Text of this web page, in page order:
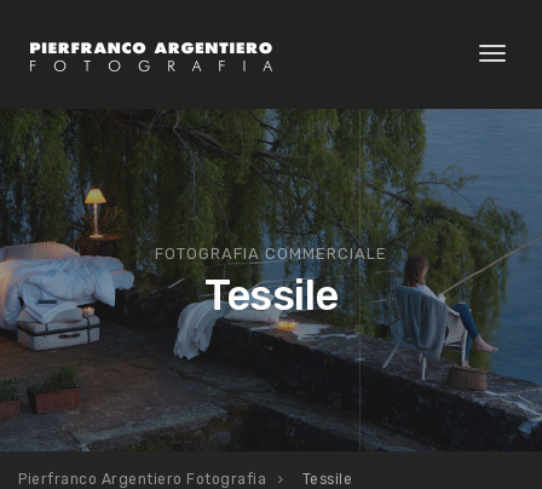
Toggle
FOTOGRAFIA COMMERCIALE
Tessile
Pierfranco Argentiero Fotografia Tessile